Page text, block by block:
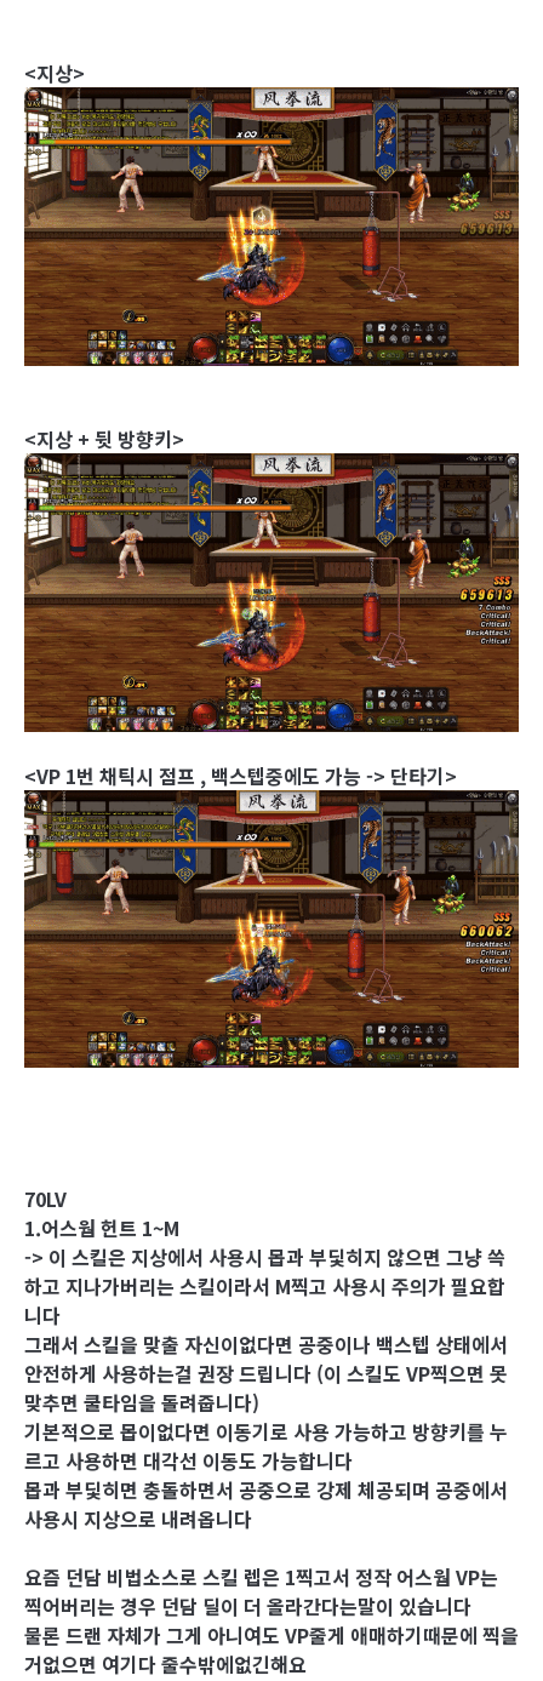
<지상>
<지상 + 뒷 방향키>
<VP 1번 채틱시 점프 , 백스텝중에도 가능 -> 단타기>
70LV
1.어스웜 헌트 1~M
-> 이 스킬은 지상에서 사용시 몹과 부딫히지 않으면 그냥 쓱
하고 지나가버리는 스킬이라서 M찍고 사용시 주의가 필요합
니다
그래서 스킬을 맞출 자신이없다면 공중이나 백스텝 상태에서
안전하게 사용하는걸 권장 드립니다 (이 스킬도 VP찍으면 못
맞추면 쿨타임을 돌려줍니다)
기본적으로 몹이없다면 이동기로 사용 가능하고 방향키를 누
르고 사용하면 대각선 이동도 가능합니다
몹과 부딫히면 충돌하면서 공중으로 강제 체공되며 공중에서
사용시 지상으로 내려옵니다
요즘 던담 비법소스로 스킬 렙은 1찍고서 정작 어스웜 VP는
찍어버리는 경우 던담 딜이 더 올라간다는말이 있습니다
물론 드랜 자체가 그게 아니여도 VP줄게 애매하기때문에 찍을
거없으면 여기다 줄수밖에없긴해요